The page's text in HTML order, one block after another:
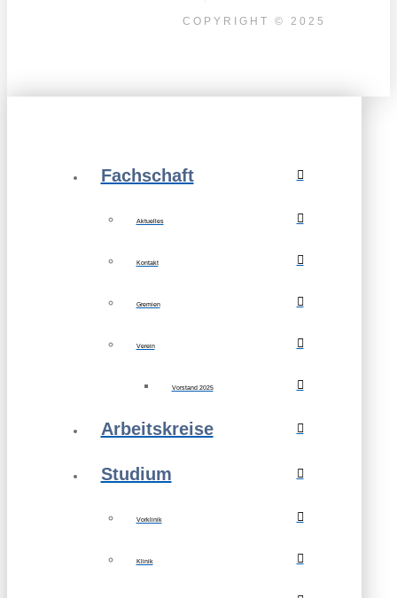
COPYRIGHT © 2025
Fachschaft
Aktuelles
Kontakt
Gremien
Verein
Vorstand 2025
Arbeitskreise
Studium
Vorklinik
Klinik